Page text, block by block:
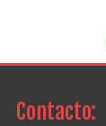
Contacto: